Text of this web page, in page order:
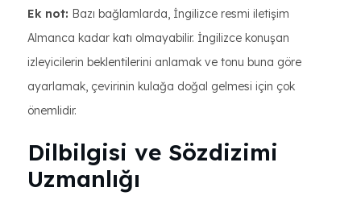
Ek not: Bazı bağlamlarda, İngilizce resmi iletişim
Almanca kadar katı olmayabilir. İngilizce konuşan
izleyicilerin beklentilerini anlamak ve tonu buna göre
ayarlamak, çevirinin kulağa doğal gelmesi için çok
önemlidir.
Dilbilgisi ve Sözdizimi
Uzmanlığı